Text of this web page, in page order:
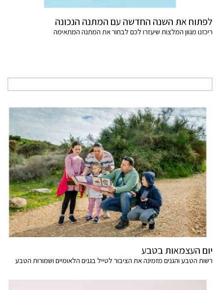
לפתוח את השנה החדשה עם המתנה הנכונה
ריכזנו מגוון המלצות שיעזרו לכם לבחור את המתנה המתאימה
יום העצמאות בטבע
רשות הטבע והגנים מזמינה את הציבור לטייל בגנים הלאומיים ושמורות הטבע